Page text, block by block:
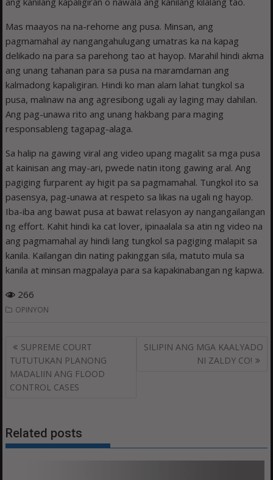
Mas maayos na na-rehome ang pusa. Minsan, ang
pagmamahal ay nangangahulugang umatras ka na kapag
delikado na para sa parehong tao at hayop. Marahil hindi akma
ang unang tahanan para sa pusa na maramdaman ang
kalmadong kapaligiran. Hindi ko man alam lahat tungkol sa
pusa, malinaw na ang agresibong ugali ay laging may dahilan.
Ang pag-unawa rito ang unang hakbang para maging
responsableng tagapag-alaga.
Sa halip na gawing viral ang video upang magalit sa mga pusa
at kainisan ang may-ari, pwede natin itong gawing aral. Ang
pagiging furparent ay higit pa sa pagmamahal. Tungkol ito sa
pasensya, pag-unawa at respeto sa likas na ugali ng hayop.
Iba-iba ang bawat pusa at bawat relasyon ay nangangailangan
ng effort. Kahit hindi ka cat lover, ipinaalala sa atin ng video na
ang pagmamahal ay hindi lang tungkol sa pagiging malapit sa
kanila. Kailangan din nating pakinggan sila, matuto mula sa
kanila at minsan magpalaya para sa kapakinabangan ng kapwa.
266
OPINYON
Post
navigation
SUPREME COURT
TUTUTUKAN PLANONG
MADALIIN ANG FLOOD
CONTROL CASES
SILIPIN ANG MGA KAALYADO
NI ZALDY CO!
Related posts